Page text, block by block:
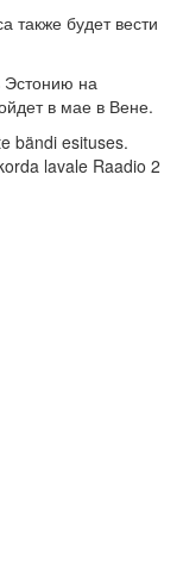
также будет вести
Эстонию на
в мае в Вене.
bändi esituses.
lavale Raadio 2